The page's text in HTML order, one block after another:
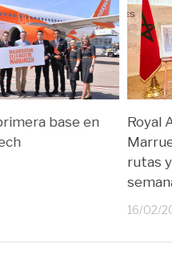
base en
Royal
rutas
16/02/